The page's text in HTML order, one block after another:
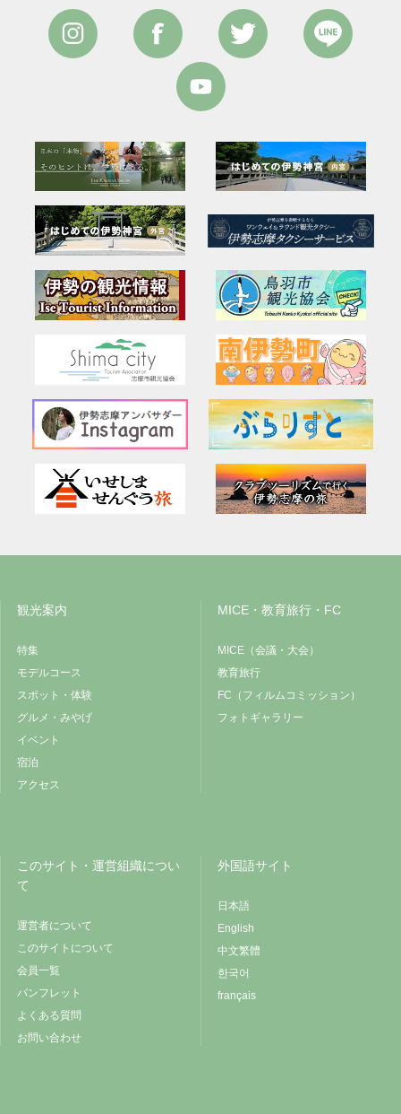
観光案内
特集
モデルコース
スポット・体験
グルメ・みやげ
イベント
宿泊
アクセス
MICE・教育旅行・FC
MICE（会議・大会）
教育旅行
FC（フィルムコミッション）
フォトギャラリー
このサイト・運営組織につい
て
運営者について
このサイトについて
会員一覧
パンフレット
よくある質問
お問い合わせ
外国語サイト
日本語
English
中文繁體
한국어
français